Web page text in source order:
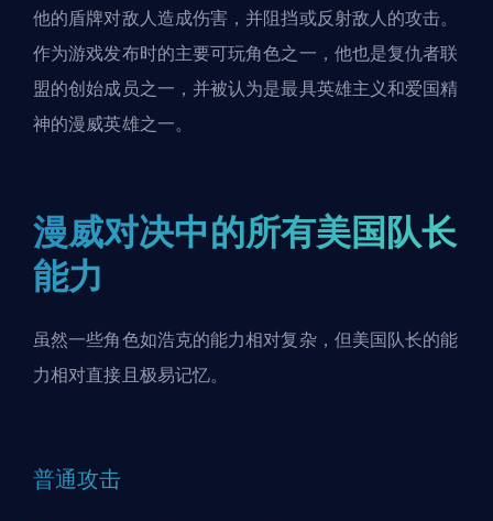
他的盾牌对敌人造成伤害，并阻挡或反射敌人的攻击。
作为游戏发布时的主要可玩角色之一，他也是复仇者联
盟的创始成员之一，并被认为是最具英雄主义和爱国精
神的漫威英雄之一。
漫威对决中的所有美国队长
能力
虽然一些角色如浩克的能力相对复杂，但美国队长的能
力相对直接且极易记忆。
普通攻击